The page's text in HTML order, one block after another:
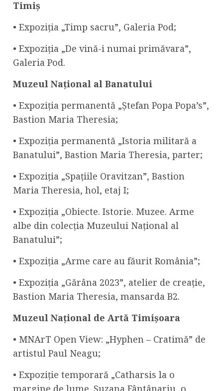
Timiș
• Expoziția „Timp sacru”, Galeria Pod;
• Expoziția „De vină-i numai primăvara”,
Galeria Pod.
Muzeul Național al Banatului
• Expoziția permanentă „Ștefan Popa Popa’s”,
Bastion Maria Theresia;
• Expoziția permanentă „Istoria militară a
Banatului”, Bastion Maria Theresia, parter;
• Expoziția „Spațiile Oravitzan”, Bastion
Maria Theresia, hol, etaj I;
• Expoziția „Obiecte. Istorie. Muzee. Arme
albe din colecția Muzeului Național al
Banatului”;
• Expoziția „Arme care au făurit România”;
• Expoziția „Gărâna 2023”, atelier de creație,
Bastion Maria Theresia, mansarda B2.
Muzeul Național de Artă Timișoara
• MNArT Open View: „Hyphen – Cratimă” de
artistul Paul Neagu;
• Expoziție temporară „Catharsis la o